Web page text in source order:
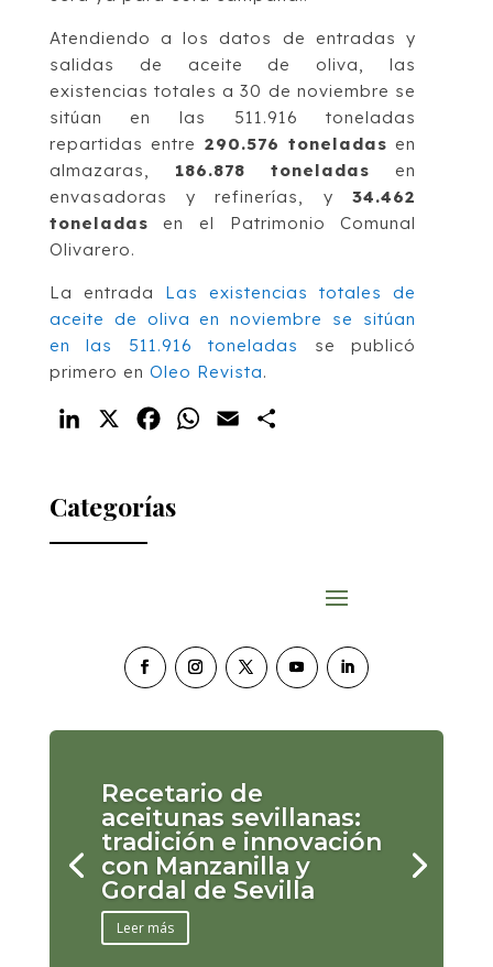
Atendiendo a los datos de entradas y
salidas de aceite de oliva, las
existencias totales a 30 de noviembre se
sitúan en las 511.916 toneladas
repartidas entre 290.576 toneladas en
almazaras, 186.878 toneladas en
envasadoras y refinerías, y34.462
toneladas en el Patrimonio Comunal
Olivarero.
La entrada Las existencias totales de
aceite de oliva en noviembre se sitúan
en las 511.916 toneladas
se publicó
primero en Oleo Revista.
LinkedIn FacebookWhatsApp
Email
Categorías
Recetario de
aceitunas sevillanas:
tradición e innovación
con Manzanilla y
Gordal de Sevilla
Leer más